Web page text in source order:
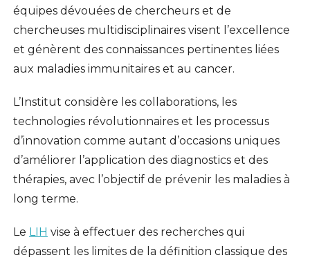
équipes dévouées de chercheurs et de
chercheuses multidisciplinaires visent l’excellence
et génèrent des connaissances pertinentes liées
aux maladies immunitaires et au cancer.
L’Institut considère les collaborations, les
technologies révolutionnaires et les processus
d’innovation comme autant d’occasions uniques
d’améliorer l’application des diagnostics et des
thérapies, avec l’objectif de prévenir les maladies à
long terme.
Le LIH vise à effectuer des recherches qui
dépassent les limites de la définition classique des